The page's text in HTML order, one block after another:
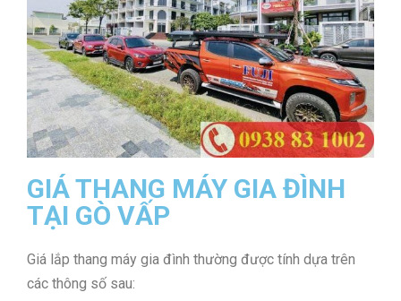
GIÁ THANG MÁY GIA ĐÌNH
TẠI GÒ VẤP
Giá lắp thang máy gia đình thường được tính dựa trên
các thông số sau: